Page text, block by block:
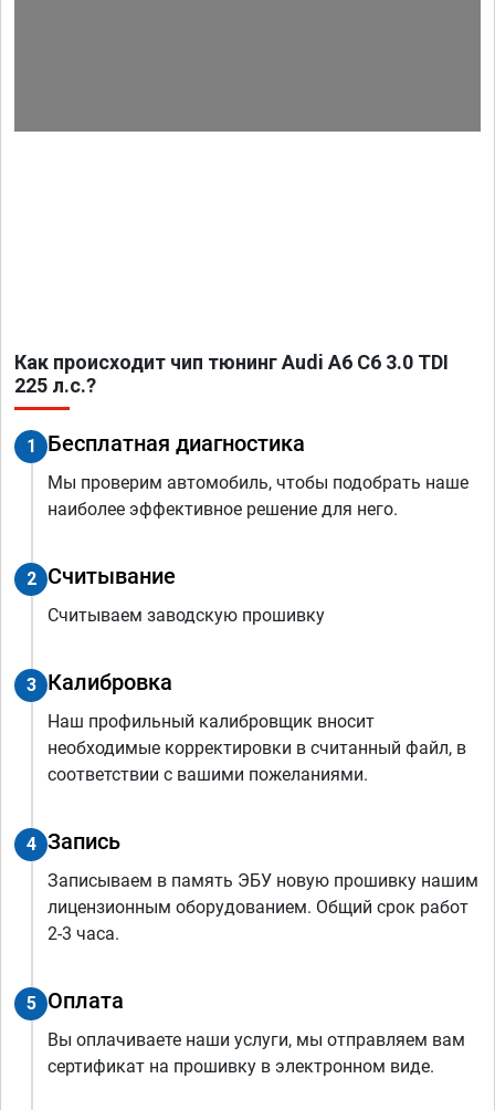
Как происходит чип тюнинг Audi A6 C6 3.0 TDI
225 л.с.?
1 Бесплатная диагностика
Мы проверим автомобиль, чтобы подобрать наше
наиболее эффективное решение для него.
2 Считывание
Считываем заводскую прошивку
3 Калибровка
Наш профильный калибровщик вносит
необходимые корректировки в считанный файл, в
соответствии с вашими пожеланиями.
4 Запись
Записываем в память ЭБУ новую прошивку нашим
лицензионным оборудованием. Общий срок работ
2-3 часа.
5 Оплата
Вы оплачиваете наши услуги, мы отправляем вам
сертификат на прошивку в электронном виде.